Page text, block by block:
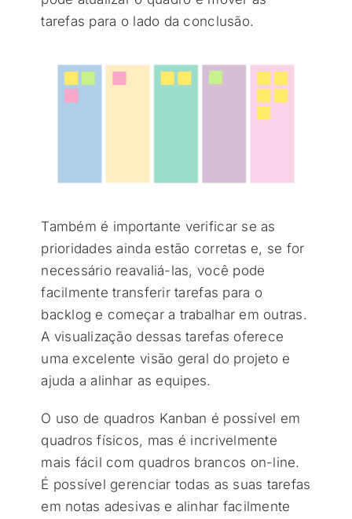
tarefas para o lado da conclusão.
Também é importante verificar se as
prioridades ainda estão corretas e, se for
necessário reavaliá-las, você pode
facilmente transferir tarefas para o
backlog e começar a trabalhar em outras.
A visualização dessas tarefas oferece
uma excelente visão geral do projeto e
ajuda a alinhar as equipes.
O uso de quadros Kanban é possível em
quadros físicos, mas é incrivelmente
mais fácil com quadros brancos on-line.
É possível gerenciar todas as suas tarefas
em notas adesivas e alinhar facilmente